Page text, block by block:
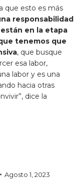
que esto es más
responsabilidad
en la etapa
tenemos que
, que busque
esa labor,
labor y es una
hacia otras
dice la
Agosto 1, 2023